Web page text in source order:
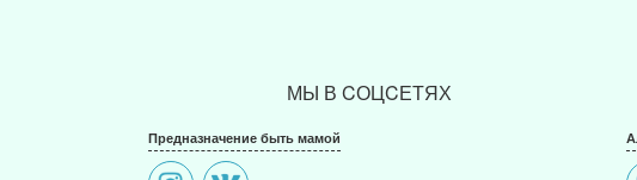
МЫ В CОЦCЕТЯХ
Предназначение быть мамой